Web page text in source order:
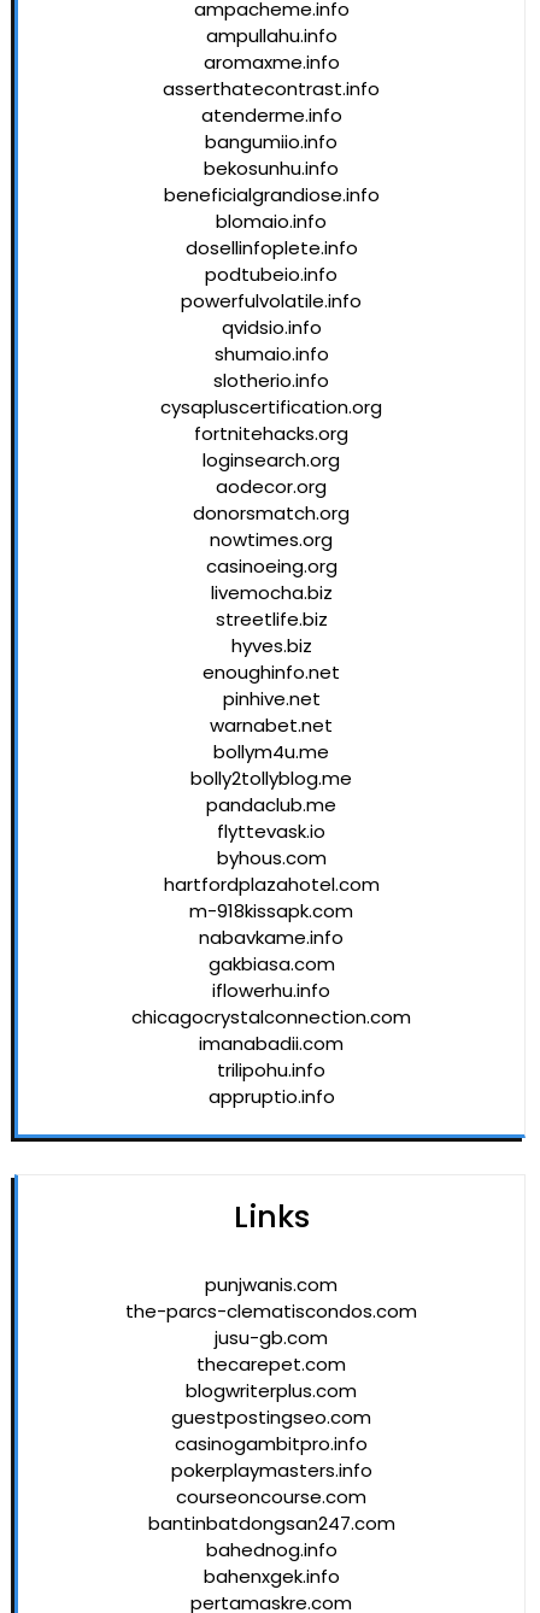
ampacheme.info
ampullahu.info
aromaxme.info
asserthatecontrast.info
atenderme.info
bangumiio.info
bekosunhu.info
beneficialgrandiose.info
blomaio.info
dosellinfoplete.info
podtubeio.info
powerfulvolatile.info
qvidsio.info
shumaio.info
slotherio.info
cysapluscertification.org
fortnitehacks.org
loginsearch.org
aodecor.org
donorsmatch.org
nowtimes.org
casinoeing.org
livemocha.biz
streetlife.biz
hyves.biz
enoughinfo.net
pinhive.net
warnabet.net
bollym4u.me
bolly2tollyblog.me
pandaclub.me
flyttevask.io
byhous.com
hartfordplazahotel.com
m-918kissapk.com
nabavkame.info
gakbiasa.com
iflowerhu.info
chicagocrystalconnection.com
imanabadii.com
trilipohu.info
appruptio.info
Links
punjwanis.com
the-parcs-clematiscondos.com
jusu-gb.com
thecarepet.com
blogwriterplus.com
guestpostingseo.com
casinogambitpro.info
pokerplaymasters.info
courseoncourse.com
bantinbatdongsan247.com
bahednog.info
bahenxgek.info
pertamaskre.com